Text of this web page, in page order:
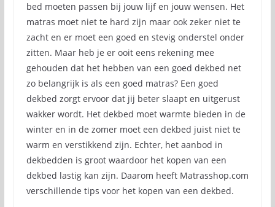
bed moeten passen bij jouw lijf en jouw wensen. Het
matras moet niet te hard zijn maar ook zeker niet te
zacht en er moet een goed en stevig onderstel onder
zitten. Maar heb je er ooit eens rekening mee
gehouden dat het hebben van een goed dekbed net
zo belangrijk is als een goed matras? Een goed
dekbed zorgt ervoor dat jij beter slaapt en uitgerust
wakker wordt. Het dekbed moet warmte bieden in de
winter en in de zomer moet een dekbed juist niet te
warm en verstikkend zijn. Echter, het aanbod in
dekbedden is groot waardoor het kopen van een
dekbed lastig kan zijn. Daarom heeft Matrasshop.com
verschillende tips voor het kopen van een dekbed.